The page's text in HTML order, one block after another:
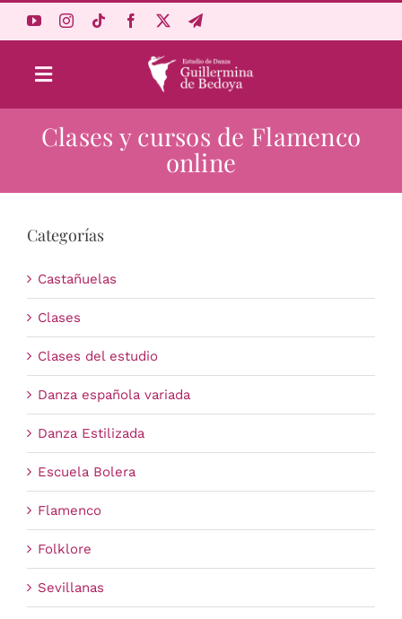
Toggle
Navigation
Aprende Online
Estudio
Carrito
Clases y cursos de Flamenco
online
Categorías
Castañuelas
Clases
Clases del estudio
Danza española variada
Danza Estilizada
Escuela Bolera
Flamenco
Folklore
Sevillanas